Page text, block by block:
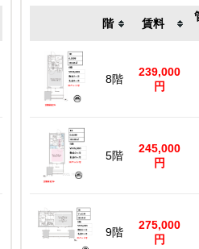
階 賃料
8階
239,000
円
5階
245,000
円
9階
275,000
円